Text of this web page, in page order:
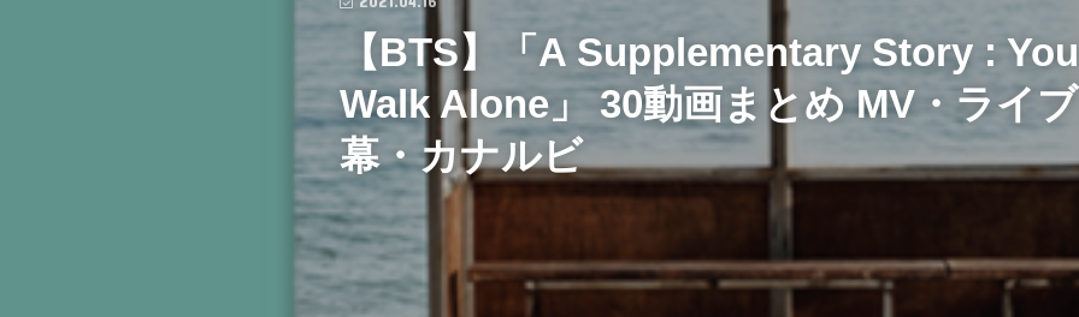
【BTS】「A Supplementary Story :
Walk Alone」 30動画まとめ MV・ライ
幕・カナルビ